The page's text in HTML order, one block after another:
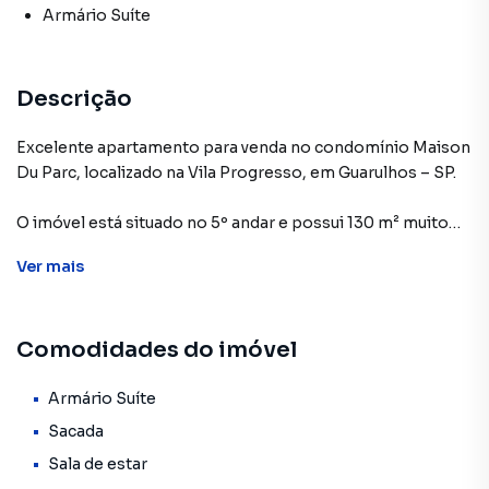
Armário Suíte
Descrição
Excelente apartamento para venda no condomínio Maison
Du Parc, localizado na Vila Progresso, em Guarulhos – SP.
O imóvel está situado no 5º andar e possui 130 m² muito
móveis planejados, sendo 3 suítes, proporcionando
para convivência e momentos de lazer. A cozinha possui
dia a dia. O apartamento dispõe ainda de 2 vagas de
garagem.
O condomínio oferece lazer completo, com piscina,
Ver mais
Comodidades do imóvel
Armário Suíte
Sacada
Sala de estar